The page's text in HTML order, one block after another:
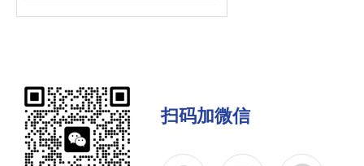
扫码加微信